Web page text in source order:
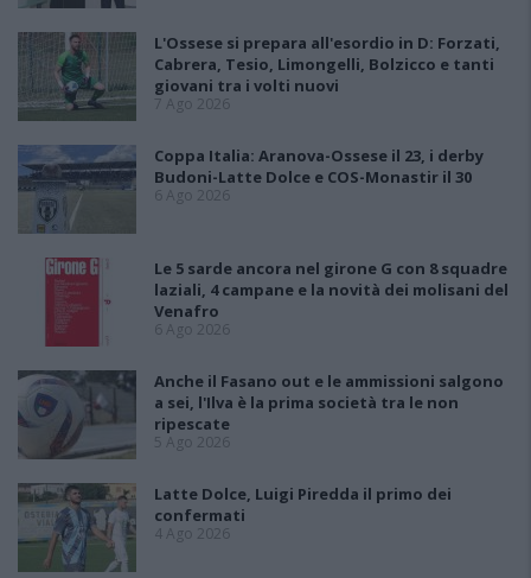
L'Ossese si prepara all'esordio in D: Forzati,
Cabrera, Tesio, Limongelli, Bolzicco e tanti
giovani tra i volti nuovi
7 Ago 2026
Coppa Italia: Aranova-Ossese il 23, i derby
Budoni-Latte Dolce e COS-Monastir il 30
6 Ago 2026
Le 5 sarde ancora nel girone G con 8 squadre
laziali, 4 campane e la novità dei molisani del
Venafro
6 Ago 2026
Anche il Fasano out e le ammissioni salgono
a sei, l'Ilva è la prima società tra le non
ripescate
5 Ago 2026
Latte Dolce, Luigi Piredda il primo dei
confermati
4 Ago 2026